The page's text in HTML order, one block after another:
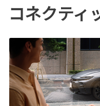
コネクティ